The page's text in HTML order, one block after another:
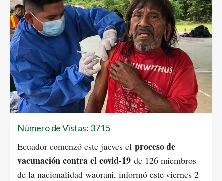
Número de Vistas: 3715
Ecuador comenzó este jueves el proceso de
vacunación contra el covid-19 de 126 miembros
de la nacionalidad waorani, informó este viernes 2